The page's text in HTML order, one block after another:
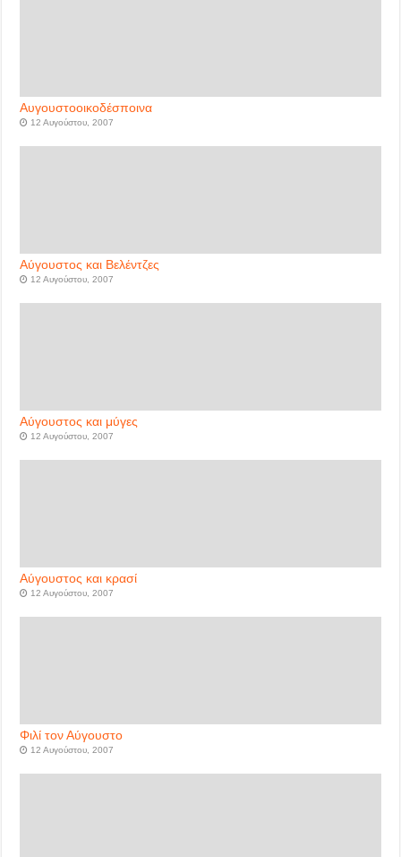
Αυγουστοοικοδέσποινα
12 Αυγούστου, 2007
Αύγουστος και Βελέντζες
12 Αυγούστου, 2007
Αύγουστος και μύγες
12 Αυγούστου, 2007
Αύγουστος και κρασί
12 Αυγούστου, 2007
Φιλί τον Αύγουστο
12 Αυγούστου, 2007